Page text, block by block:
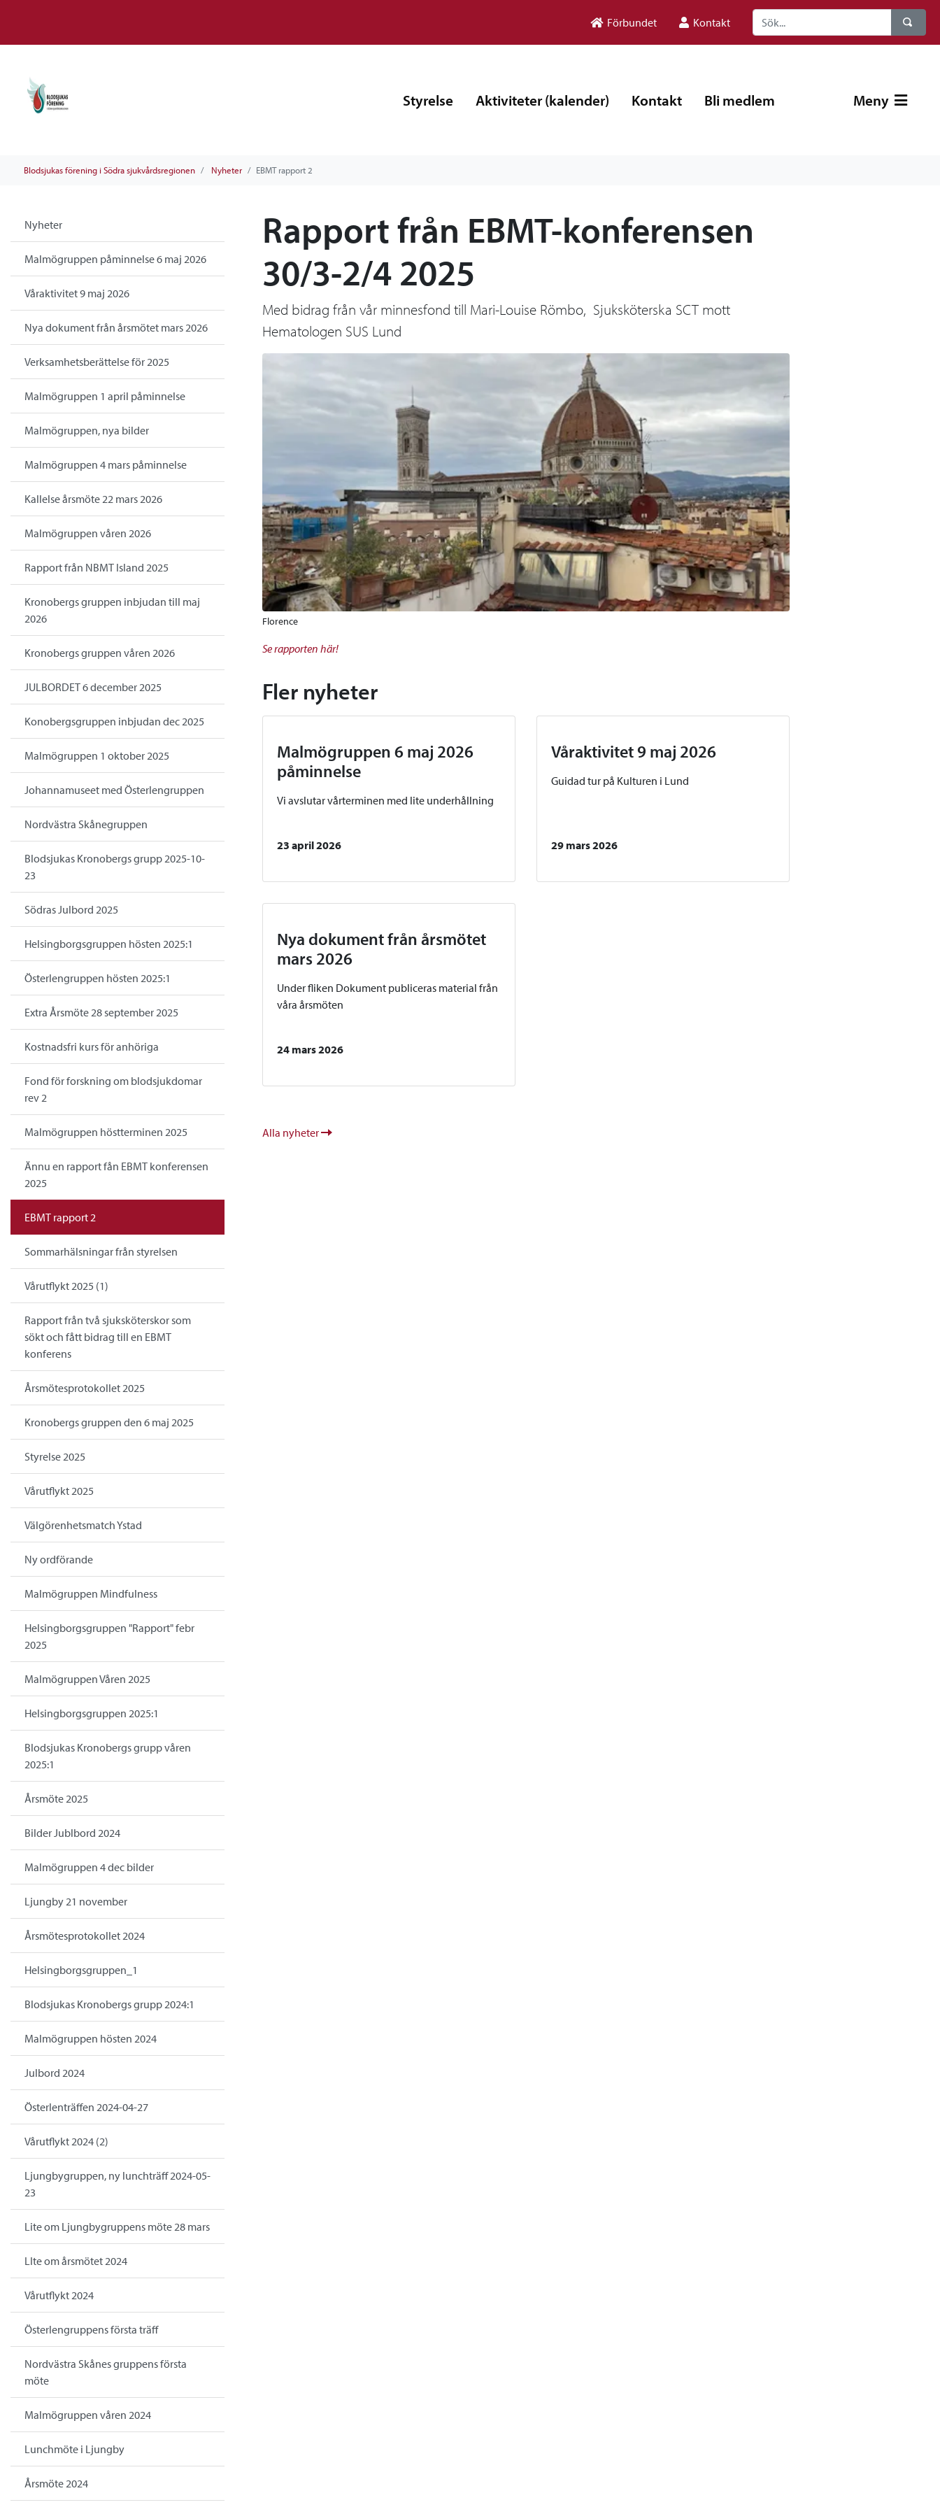
Förbundet Kontakt
Styrelse Aktiviteter (kalender) Kontakt Bli medlem Meny
Blodsjukas förening i Södra sjukvårdsregionen Nyheter EBMT rapport 2
Nyheter
Malmögruppen påminnelse 6 maj 2026
Våraktivitet 9 maj 2026
Nya dokument från årsmötet mars 2026
Verksamhetsberättelse för 2025
Malmögruppen 1 april påminnelse
Malmögruppen, nya bilder
Malmögruppen 4 mars påminnelse
Kallelse årsmöte 22 mars 2026
Malmögruppen våren 2026
Rapport från NBMT Island 2025
Kronobergs gruppen inbjudan till maj
2026
Kronobergs gruppen våren 2026
JULBORDET 6 december 2025
Konobergsgruppen inbjudan dec 2025
Malmögruppen 1 oktober 2025
Johannamuseet med Österlengruppen
Nordvästra Skånegruppen
Blodsjukas Kronobergs grupp 2025-10-
23
Södras Julbord 2025
Helsingborgsgruppen hösten 2025:1
Österlengruppen hösten 2025:1
Extra Årsmöte 28 september 2025
Kostnadsfri kurs för anhöriga
Fond för forskning om blodsjukdomar
rev 2
Malmögruppen höstterminen 2025
Ännu en rapport fån EBMT konferensen
2025
EBMT rapport 2
Sommarhälsningar från styrelsen
Vårutflykt 2025 (1)
Rapport från två sjuksköterskor som
sökt och fått bidrag till en EBMT
konferens
Årsmötesprotokollet 2025
Kronobergs gruppen den 6 maj 2025
Styrelse 2025
Vårutflykt 2025
Välgörenhetsmatch Ystad
Ny ordförande
Malmögruppen Mindfulness
Helsingborgsgruppen "Rapport" febr
2025
Malmögruppen Våren 2025
Helsingborgsgruppen 2025:1
Blodsjukas Kronobergs grupp våren
2025:1
Årsmöte 2025
Bilder Jublbord 2024
Malmögruppen 4 dec bilder
Ljungby 21 november
Årsmötesprotokollet 2024
Helsingborgsgruppen_1
Blodsjukas Kronobergs grupp 2024:1
Malmögruppen hösten 2024
Julbord 2024
Österlenträffen 2024-04-27
Vårutflykt 2024 (2)
Ljungbygruppen, ny lunchträff 2024-05-
23
Lite om Ljungbygruppens möte 28 mars
LIte om årsmötet 2024
Vårutflykt 2024
Österlengruppens första träff
Nordvästra Skånes gruppens första
möte
Malmögruppen våren 2024
Lunchmöte i Ljungby
Årsmöte 2024
Rapport från EBMT-konferensen
30/3-2/4 2025
Med bidrag från vår minnesfond till Mari-Louise Römbo, Sjuksköterska SCT mott
Hematologen SUS Lund
Florence
Se rapporten här!
Fler nyheter
Malmögruppen 6 maj 2026
påminnelse
Vi avslutar vårterminen med lite underhållning
23 april 2026
Våraktivitet 9 maj 2026
Guidad tur på Kulturen i Lund
29 mars 2026
Nya dokument från årsmötet
mars 2026
Under fliken Dokument publiceras material från
våra årsmöten
24 mars 2026
Alla nyheter